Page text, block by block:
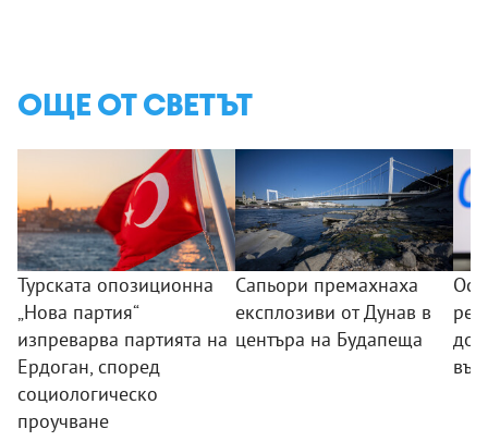
ОЩЕ ОТ СВЕТЪТ
Турската опозиционна
„Нова партия“
изпреварва партията на
Ердоган, според
социологическо
проучване
Сапьори премахнаха
експлозиви от Дунав в
центъра на Будапеща